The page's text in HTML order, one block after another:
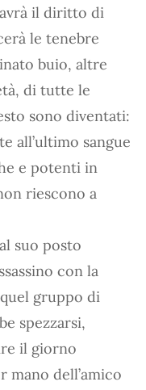
il diritto di
le tenebre
buio, altre
di tutte le
sono diventati:
all’ultimo sangue
e potenti in
riescono a
suo posto
con la
gruppo di
spezzarsi,
il giorno
mano dell’amico